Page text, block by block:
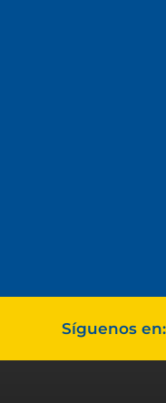
Síguenos en: